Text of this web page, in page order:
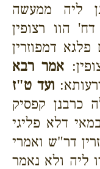
ליה ממעשה
דח' הוו רצופין
דמפוזרין
אמר רבא
ועד ט"ז
כרבנן קפסיק
דלא פליגי
דר"ש ואמרי
ליה ולא נאמר